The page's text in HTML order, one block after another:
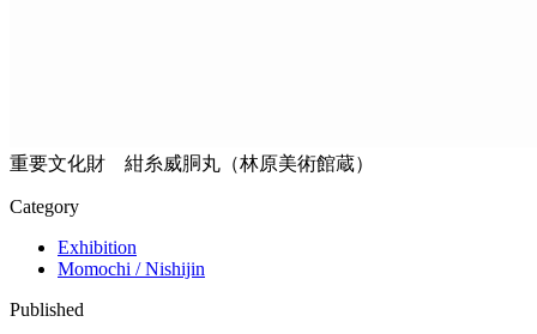
重要文化財 紺糸威胴丸（林原美術館蔵）
Category
Exhibition
Momochi / Nishijin
Published